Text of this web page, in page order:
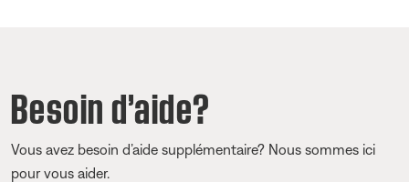
Besoin d’aide?
Vous avez besoin d’aide supplémentaire? Nous sommes ici
pour vous aider.